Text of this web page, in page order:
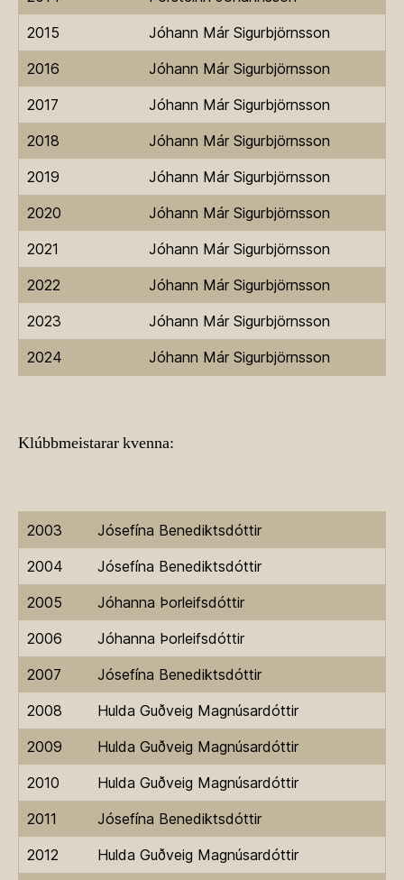
2015
Jóhann Már Sigurbjörnsson
2016
Jóhann Már Sigurbjörnsson
2017
Jóhann Már Sigurbjörnsson
2018
Jóhann Már Sigurbjörnsson
2019
Jóhann Már Sigurbjörnsson
2020
Jóhann Már Sigurbjörnsson
2021
Jóhann Már Sigurbjörnsson
2022
Jóhann Már Sigurbjörnsson
2023
Jóhann Már Sigurbjörnsson
2024
Jóhann Már Sigurbjörnsson
Klúbbmeistarar kvenna:
2003
Jósefína Benediktsdóttir
2004
Jósefína Benediktsdóttir
2005
Jóhanna Þorleifsdóttir
2006
Jóhanna Þorleifsdóttir
2007
Jósefína Benediktsdóttir
2008
Hulda Guðveig Magnúsardóttir
2009
Hulda Guðveig Magnúsardóttir
2010
Hulda Guðveig Magnúsardóttir
2011
Jósefína Benediktsdóttir
2012
Hulda Guðveig Magnúsardóttir